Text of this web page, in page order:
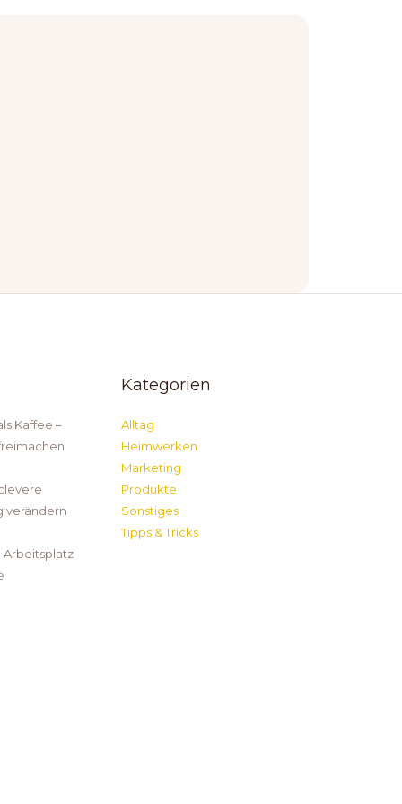
Kaffee –
verändern
Arbeitsplatz
Kategorien
Alltag
Heimwerken
Marketing
Produkte
Sonstiges
Tipps & Tricks